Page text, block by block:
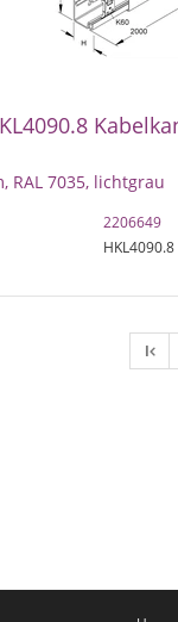
RAL 7035, lichtgrau
2206649
HKL4090.8
l